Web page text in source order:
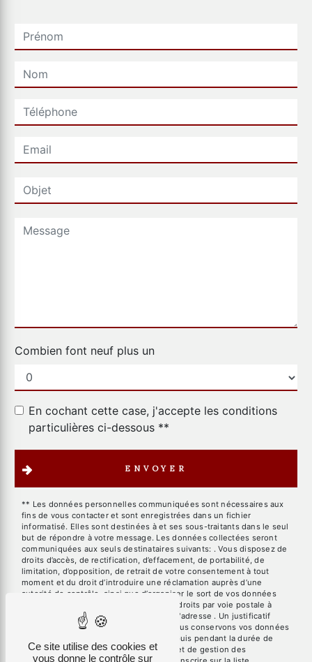
Combien font neuf plus un
En cochant cette case, j'accepte les conditions
particulières ci-dessous **
ENVOYER
** Les données personnelles communiquées sont nécessaires aux
fins de vous contacter et sont enregistrées dans un fichier
informatisé. Elles sont destinées à et ses sous-traitants dans le seul
but de répondre à votre message. Les données collectées seront
communiquées aux seuls destinataires suivants: . Vous disposez de
droits d’accès, de rectification, d’effacement, de portabilité, de
limitation, d’opposition, de retrait de votre consentement à tout
moment et du droit d’introduire une réclamation auprès d’une
autorité de contrôle, ainsi que d’organiser le sort de vos données
post-mortem. Vous pouvez exercer ces droits par voie postale à
l'adresse ou par courrier électronique à l'adresse . Un justificatif
d'identité pourra vous être demandé. Nous conservons vos données
pendant la période de prise de contact puis pendant la durée de
prescription légale aux fins probatoires et de gestion des
Ce site utilise des cookies et
vous donne le contrôle sur